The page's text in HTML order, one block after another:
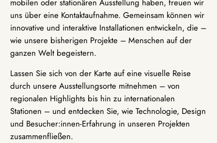
uns über eine Kontaktaufnahme. Gemeinsam können wir
innovative und interaktive Installationen entwickeln, die –
wie unsere bisherigen Projekte – Menschen auf der
ganzen Welt begeistern.
Lassen Sie sich von der Karte auf eine visuelle Reise
durch unsere Ausstellungsorte mitnehmen – von
regionalen Highlights bis hin zu internationalen
Stationen – und entdecken Sie, wie Technologie, Design
und Besucher:innen-Erfahrung in unseren Projekten
zusammenfließen.